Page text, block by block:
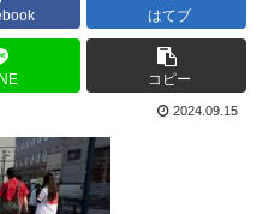
はてブ
コピー
2024.09.15